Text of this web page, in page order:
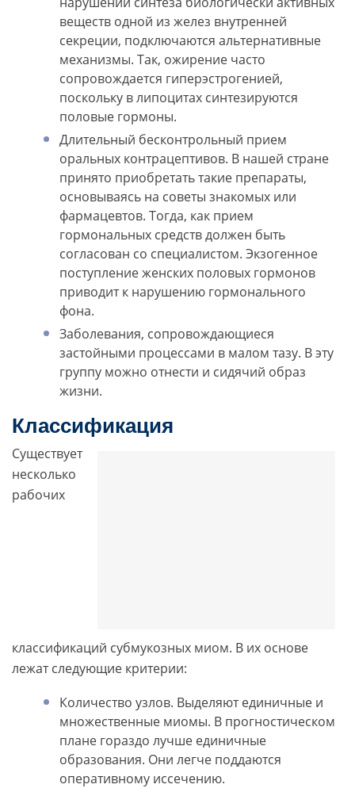
веществ одной из желез внутренней
секреции, подключаются альтернативные
механизмы. Так, ожирение часто
сопровождается гиперэстрогенией,
поскольку в липоцитах синтезируются
половые гормоны.
Длительный бесконтрольный прием
оральных контрацептивов. В нашей стране
принято приобретать такие препараты,
основываясь на советы знакомых или
фармацевтов. Тогда, как прием
гормональных средств должен быть
согласован со специалистом. Экзогенное
поступление женских половых гормонов
приводит к нарушению гормонального
фона.
Заболевания, сопровождающиеся
застойными процессами в малом тазу. В эту
группу можно отнести и сидячий образ
жизни.
Классификация
Существует
несколько
рабочих
классификаций субмукозных миом. В их основе
лежат следующие критерии:
Количество узлов. Выделяют единичные и
множественные миомы. В прогностическом
плане гораздо лучше единичные
образования. Они легче поддаются
оперативному иссечению.